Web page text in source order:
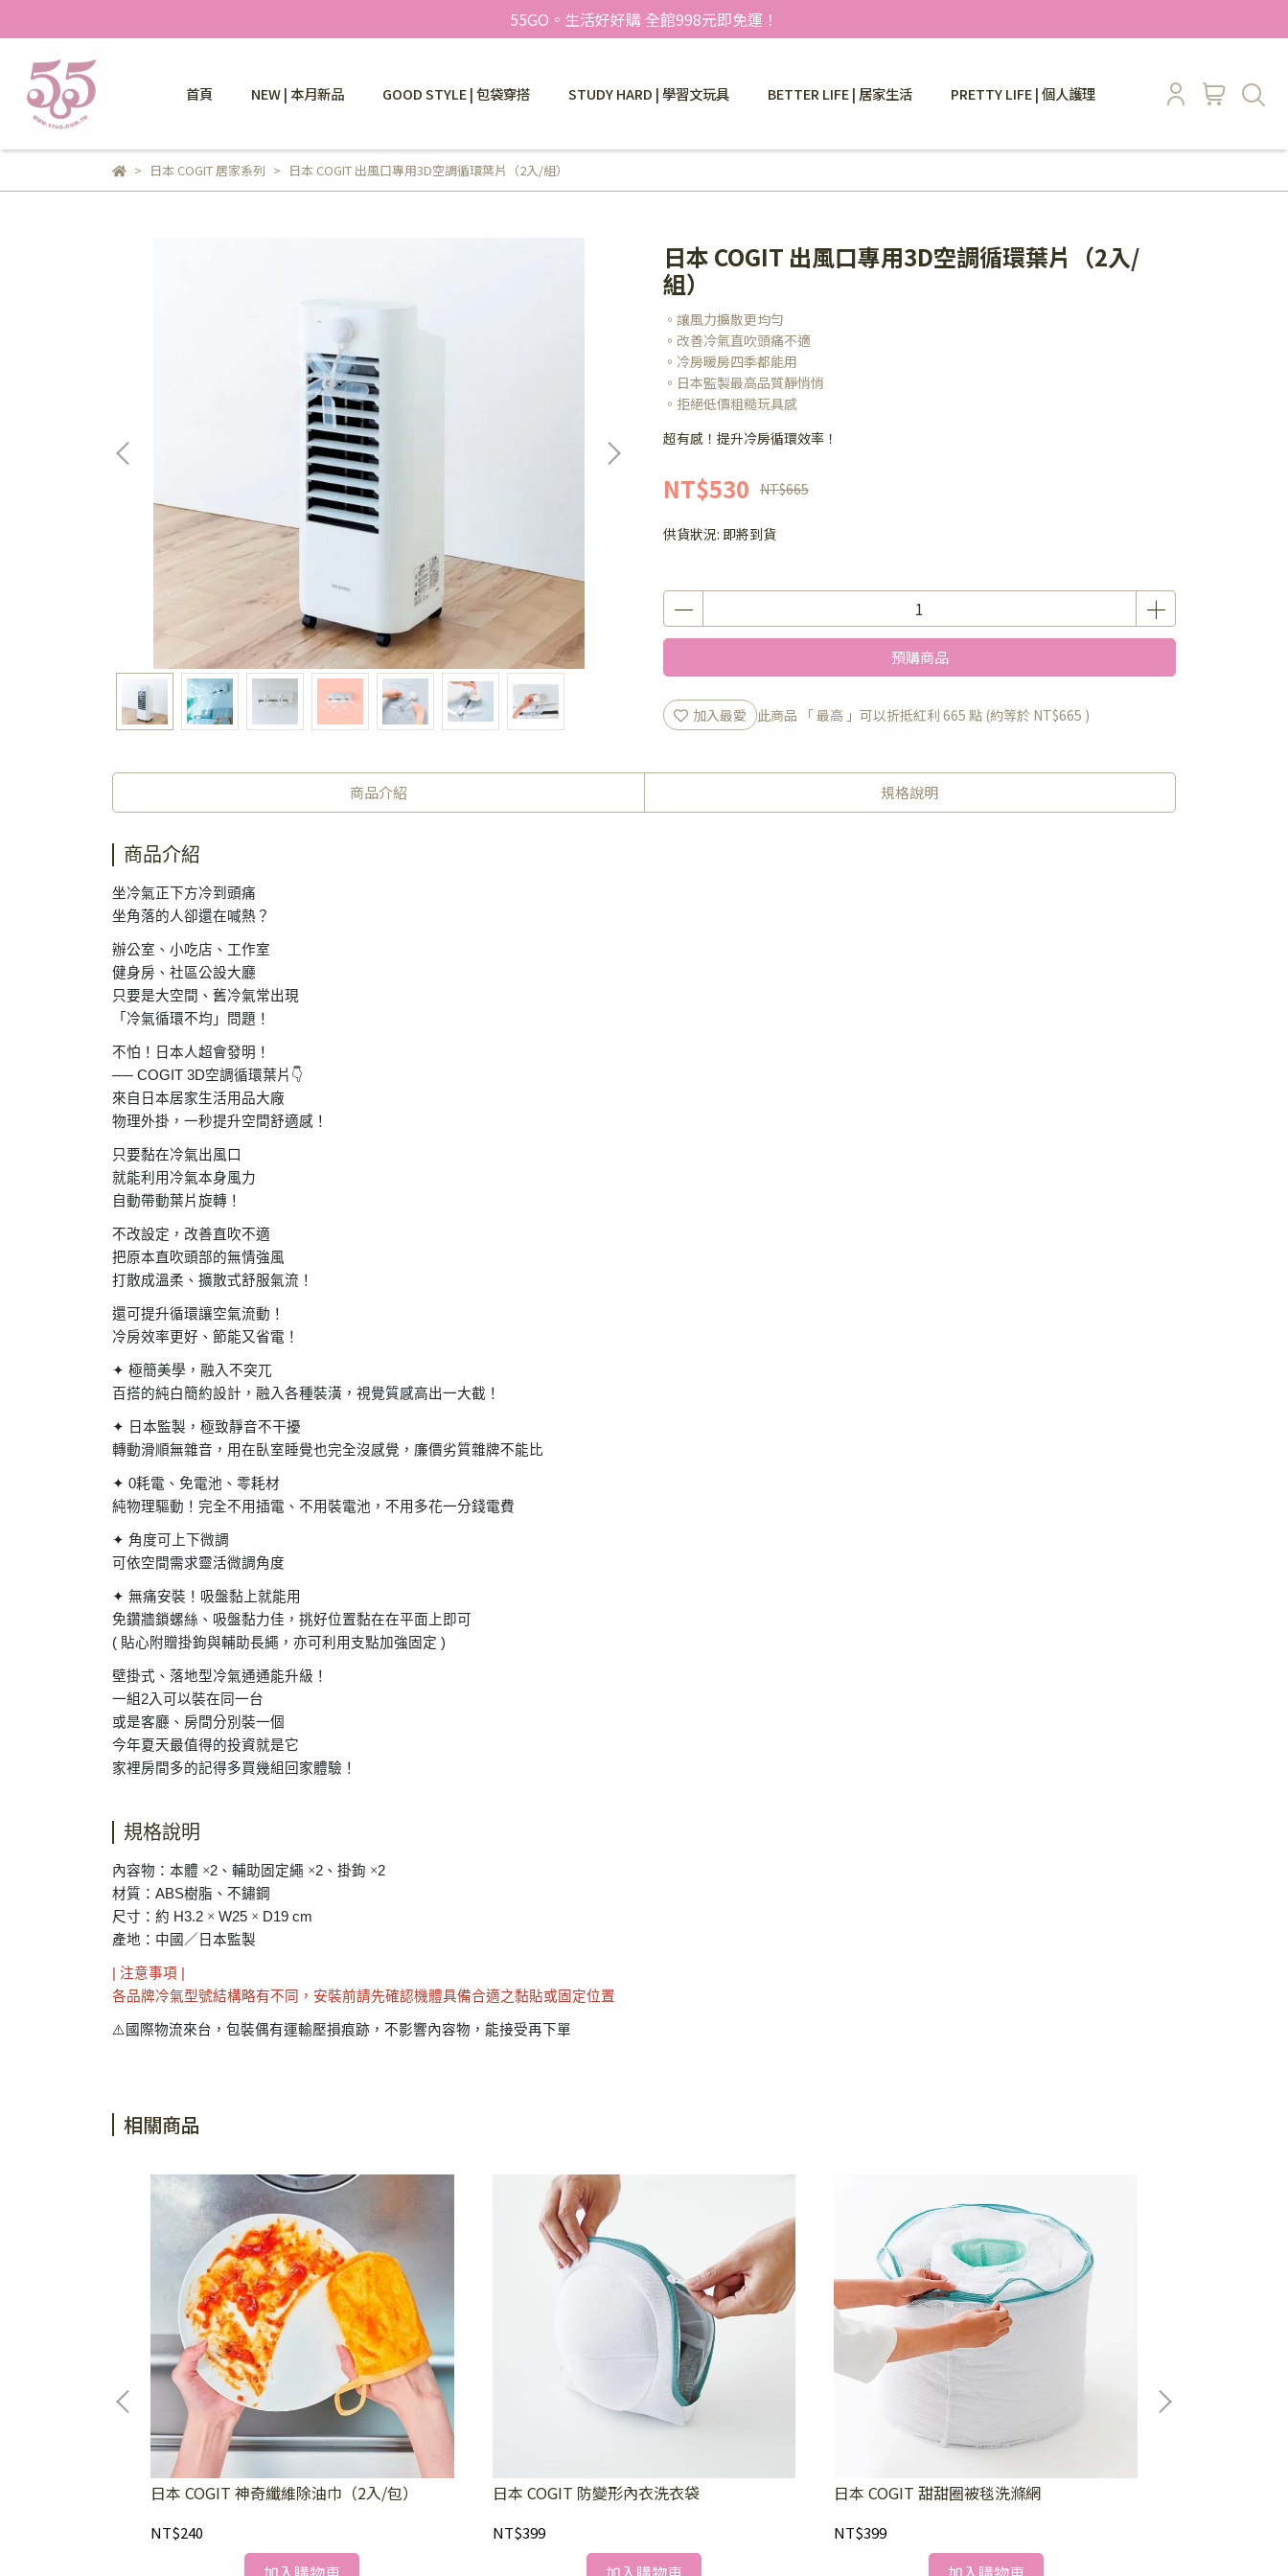
55GO。生活好好購 全館998元即免運！
首頁 NEW | 本月新品 GOOD STYLE | 包袋穿搭 STUDY HARD | 學習文玩具 BETTER LIFE | 居家生活 PRETTY LIFE | 個人護理
日本 COGIT 居家系列 日本 COGIT 出風口專用3D空調循環葉片（2入/組）
日本 COGIT 出風口專用3D空調循環葉片（2入/
組）
。讓風力擴散更均勻
。改善冷氣直吹頭痛不適
。冷房暖房四季都能用
。日本監製最高品質靜悄悄
。拒絕低價粗糙玩具感
超有感！提升冷房循環效率！
NT$530 NT$665
供貨狀況: 即將到貨
預購商品
加入最愛 此商品 「 最高 」可以折抵紅利 665 點 (約等於 NT$665 )
商品介紹 規格說明
商品介紹
坐冷氣正下方冷到頭痛
坐角落的人卻還在喊熱？
辦公室、小吃店、工作室
健身房、社區公設大廳
只要是大空間、舊冷氣常出現
「冷氣循環不均」問題！
不怕！日本人超會發明！
── COGIT 3D空調循環葉片 👇
來自日本居家生活用品大廠
物理外掛，一秒提升空間舒適感！
只要黏在冷氣出風口
就能利用冷氣本身風力
自動帶動葉片旋轉！
不改設定，改善直吹不適
把原本直吹頭部的無情強風
打散成溫柔、擴散式舒服氣流！
還可提升循環讓空氣流動！
冷房效率更好、節能又省電！
✦ 極簡美學，融入不突兀
百搭的純白簡約設計，融入各種裝潢，視覺質感高出一大截！
✦ 日本監製，極致靜音不干擾
轉動滑順無雜音，用在臥室睡覺也完全沒感覺，廉價劣質雜牌不能比
✦ 0耗電、免電池、零耗材
純物理驅動！完全不用插電、不用裝電池，不用多花一分錢電費
✦ 角度可上下微調
可依空間需求靈活微調角度
✦ 無痛安裝！吸盤黏上就能用
免鑽牆鎖螺絲、吸盤黏力佳，挑好位置黏在在平面上即可
( 貼心附贈掛鉤與輔助長繩，亦可利用支點加強固定 )
壁掛式、落地型冷氣通通能升級！
一組 2入可以裝在同一台
或是客廳、房間分別裝一個
今年夏天最值得的投資就是它
家裡房間多的記得多買幾組回家體驗！
規格說明
內容物：本體 ×2 、輔助固定繩 ×2 、掛鉤 ×2
材質： ABS樹脂、不鏽鋼
尺寸：約 H3.2 × W25 × D19 cm
產地：中國／日本監製
注意事項
各品牌冷氣型號結構略有不同，安裝前請先確認機體具備合適之黏貼或固定位置
⚠️ 國際物流來台，包裝偶有運輸壓損痕跡，不影響內容物，能接受再下單
相關商品
日本 COGIT 神奇纖維除油巾（2入/包）
NT$240
日本 COGIT 防變形內衣洗衣袋
NT$399
日本 COGIT 甜甜圈被毯洗滌網
NT$399